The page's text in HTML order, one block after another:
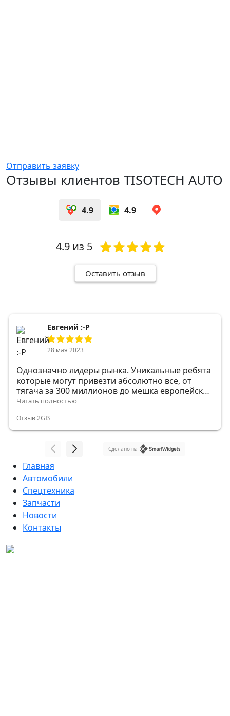
Отправить заявку
Отзывы клиентов TISOTECH AUTO
4.9 4.9
4.9из 5
Оставить отзыв
Евгений :-Р
28 мая 2023
Однозначно лидеры рынка. Уникальные ребята
которые могут привезти абсолютно все, от
тягача за 300 миллионов до мешка европейских
гвоздей.
Читать полностью
Отзыв 2GIS
Сделано на
Главная
Автомобили
Спецтехника
Запчасти
Новости
Контакты